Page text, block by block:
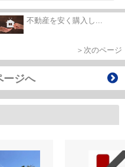
不動産を安く購入し...
＞次のページ
ージへ